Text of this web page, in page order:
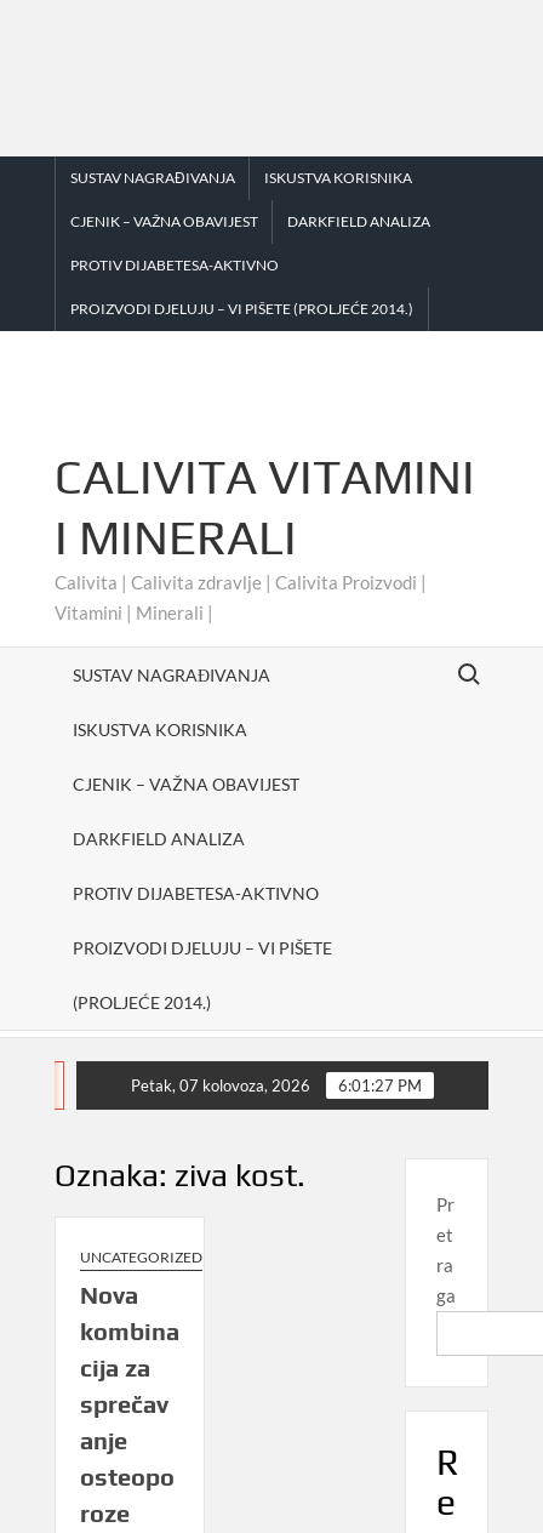
SUSTAV NAGRAĐIVANJA ISKUSTVA KORISNIKA
CJENIK – VAŽNA OBAVIJEST DARKFIELD ANALIZA
PROTIV DIJABETESA-AKTIVNO
PROIZVODI DJELUJU – VI PIŠETE (PROLJEĆE 2014.)
CALIVITA VITAMINI
I MINERALI
Calivita | Calivita zdravlje | Calivita Proizvodi |
Vitamini | Minerali |
SUSTAV NAGRAĐIVANJA
ISKUSTVA KORISNIKA
CJENIK – VAŽNA OBAVIJEST
DARKFIELD ANALIZA
PROTIV DIJABETESA-AKTIVNO
PROIZVODI DJELUJU – VI PIŠETE
(PROLJEĆE 2014.)
Search for:
SHAKE ONE PURE Protiv
Petak, 07 kolovoza, 2026 6:01:28 PM
Oznaka: ziva kost.
UNCATEGORIZED
Nova
kombina
cija za
sprečav
anje
osteopo
roze
Pr
et
ra
ga
R
e